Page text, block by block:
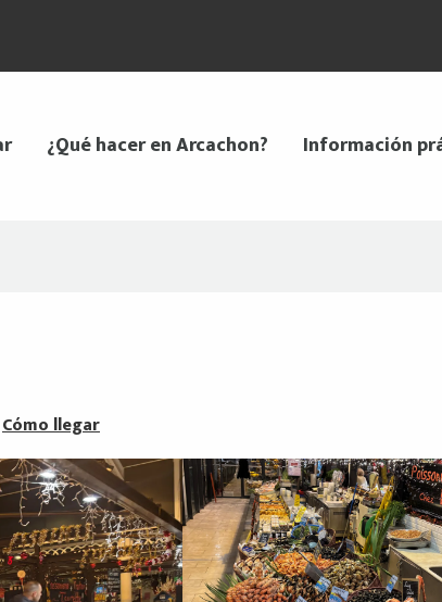
¿Qué hacer en Arcachon? Información
Cómo llegar